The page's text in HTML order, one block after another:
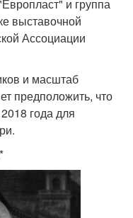
и группа
выставочной
Ассоциации
и масштаб
предположить, что
года для